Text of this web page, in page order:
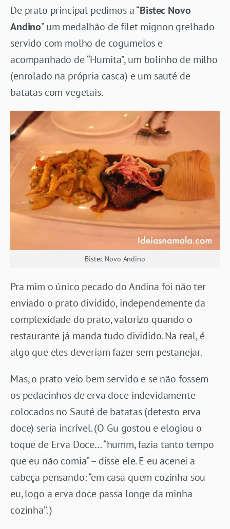
De prato principal pedimos a “Bistec Novo
Andino” um medalhão de filet mignon grelhado
servido com molho de cogumelos e
acompanhado de “Humita”, um bolinho de milho
(enrolado na própria casca) e um sauté de
batatas com vegetais.
Bistec Novo Andino
Pra mim o único pecado do Andina foi não ter
enviado o prato dividido, independemente da
complexidade do prato, valorizo quando o
restaurante já manda tudo dividido. Na real, é
algo que eles deveriam fazer sem pestanejar.
Mas, o prato veio bem servido e se não fossem
os pedacinhos de erva doce indevidamente
colocados no Sauté de batatas (detesto erva
doce) seria incrível. (O Gu gostou e elogiou o
toque de Erva Doce… “humm, fazia tanto tempo
que eu não comia” – disse ele. E eu acenei a
cabeça pensando: “em casa quem cozinha sou
eu, logo a erva doce passa longe da minha
cozinha”. )